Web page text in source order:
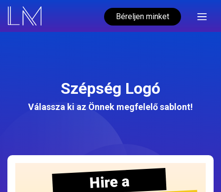
Béreljen minket
Szépség Logó
Válassza ki az Önnek megfelelő sablont!
Hire a